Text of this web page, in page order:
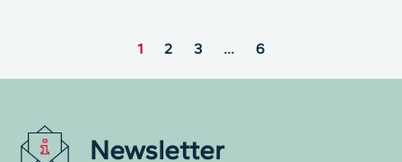
1 2 3 … 6
Newsletter